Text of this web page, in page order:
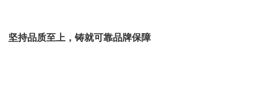
坚持品质至上，铸就可靠品牌保障